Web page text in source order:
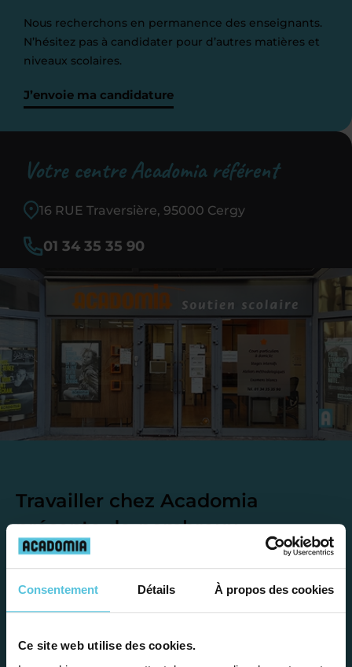
Consentement Détails À propos des cookies
Ce site web utilise des cookies.
Nous recherchons en permanence des enseignants.
N’hésitez pas à candidater pour d’autres matières et
niveaux scolaires.
J’envoie ma candidature
Votre centre Acadomia référent
16 RUE Traversière, 95000 Cergy
01 34 35 35 90
Travailler chez Acadomia
présente denombreux
avantages